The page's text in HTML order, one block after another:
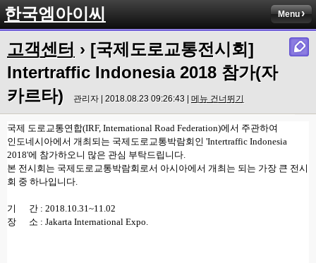
한국엠아이씨 Menu
고객센터 › [국제도로교통전시회]
Intertraffic Indonesia 2018 참가(자
카르타)
관리자 | 2018.08.23 09:26:43 | 메뉴 건너뛰기
국제 도로교통연합(IRF, International Road Federation)에서 주관하여
인도네시아에서 개최되는 국제도로교통박람회인 'Intertraffic Indonesia
2018'에 참가하오니 많은 관심 부탁드립니다.
본 전시회는 국제도로교통박람회로서 아시아에서 개최는 되는 가장 큰 전시
회 중 하나입니다.
기 간 : 2018.10.31~11.02
장 소 : Jakarta International Expo.